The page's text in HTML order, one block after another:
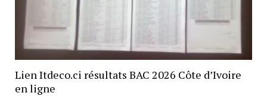
Lien Itdeco.ci résultats BAC 2026 Côte d’Ivoire
en ligne